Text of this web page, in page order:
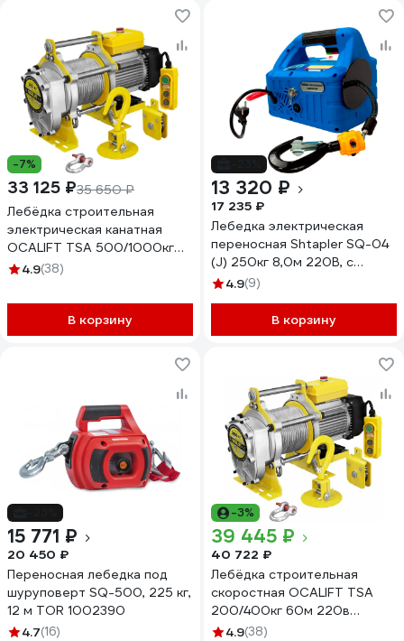
-7%
33 125 ₽35 650 ₽
Лебёдка строительная
электрическая канатная
OCALIFT TSA 500/1000кг
40м 220в (алюминиевый
4.9(38)
В корзину
13 320 ₽
17 235 ₽
Лебедка электрическая
переносная Shtapler SQ-04
(J) 250кг 8,0м 220В, с
беспроводным пультом
4.9(9)
В корзину
15 771 ₽
20 450 ₽
Переносная лебедка под
шуруповерт SQ-500, 225 кг,
12 м TOR 1002390
4.7(16)
-3%
39 445 ₽
40 722 ₽
Лебёдка строительная
скоростная OCALIFT TSA
200/400кг 60м 220в
(алюминиевый корпус)
4.9(38)